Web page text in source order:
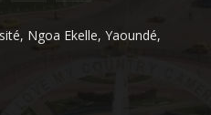
Ngoa Ekelle, Yaoundé,